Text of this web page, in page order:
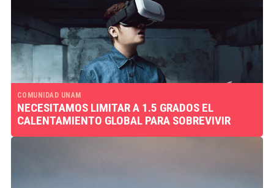
COMUNIDAD UNAM
NECESITAMOS LIMITAR A 1.5 GRADOS EL
CALENTAMIENTO GLOBAL PARA SOBREVIVIR